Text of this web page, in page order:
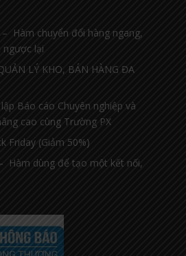
– Hàm chuyển đổi hàng ngang,
ngược lại
LÝ KHO, BÁN HÀNG ĐA
Báo cáo Chuyên nghiệp và
cao cùng Trường PX
Friday (Giảm 50%)
Hàm dùng để tạo một kết nối,